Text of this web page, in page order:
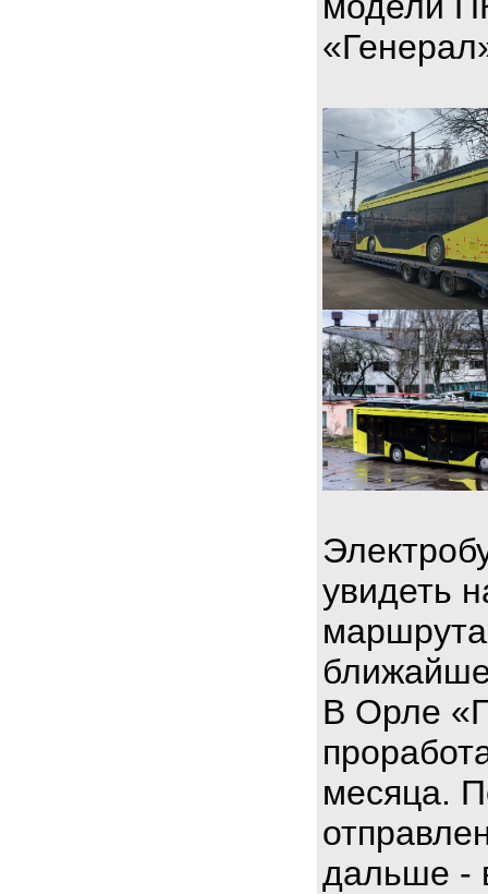
увидеть
В Орле
месяца.
дальше -